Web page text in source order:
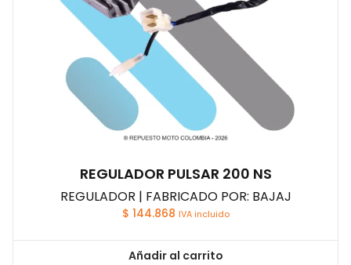
REGULADOR PULSAR 200 NS
REGULADOR | FABRICADO POR: BAJAJ
$ 144.868 IVA incluido
Añadir al carrito